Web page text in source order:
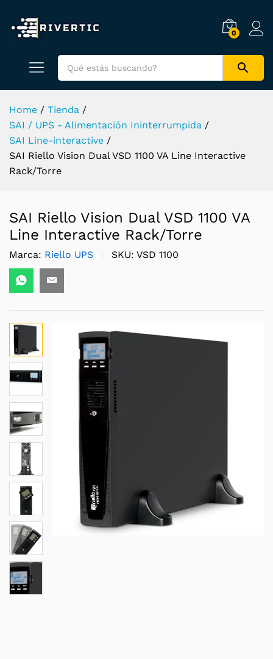
0
Home / Tienda /
SAI / UPS - Alimentación Ininterrumpida /
SAI Line-interactive /
SAI Riello Vision Dual VSD 1100 VA Line Interactive
Rack/Torre
SAI Riello Vision Dual VSD 1100 VA
Line Interactive Rack/Torre
Marca: Riello UPS SKU: VSD 1100